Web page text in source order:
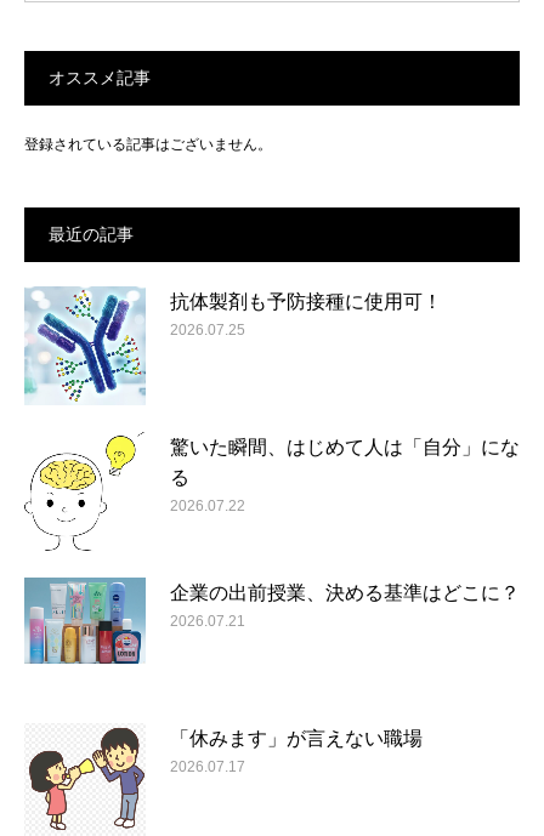
オススメ記事
登録されている記事はございません。
最近の記事
抗体製剤も予防接種に使用可！
2026.07.25
驚いた瞬間、はじめて人は「自分」にな
る
2026.07.22
企業の出前授業、決める基準はどこに？
2026.07.21
「休みます」が言えない職場
2026.07.17